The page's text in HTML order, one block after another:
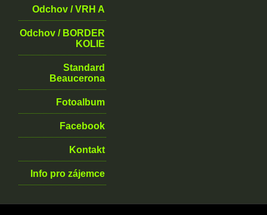
Odchov / VRH A
Odchov / BORDER
KOLIE
Standard
Beaucerona
Fotoalbum
Facebook
Kontakt
Info pro zájemce